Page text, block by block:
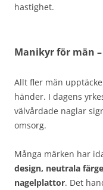
hastighet.
Manikyr för män
Allt fler män
händer. I dagens
välvårdade naglar
omsorg.
Många märken har
design, neutrala
nagelplattor. Det